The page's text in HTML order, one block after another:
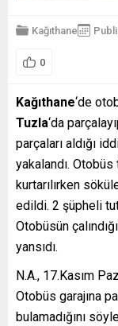
Kağıthane
0
Kağıthane‘de
Tuzla‘da
parçaları aldığı
yakalandı.
kurtarılırken
edildi. 2 şüpheli
Otobüsün
yansıdı.
N.A., 17.Kasım
Otobüs garajına
bulamadığını